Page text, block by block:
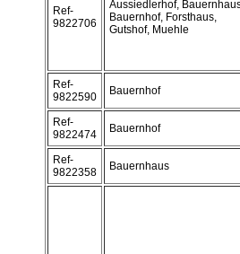
Ref-
9822706
Aussiedlerhof,
Bauernhof, Forsthaus,
Gutshof, Muehle
Ref-
9822590
Bauernhof
Ref-
9822474
Bauernhof
Ref-
9822358
Bauernhaus